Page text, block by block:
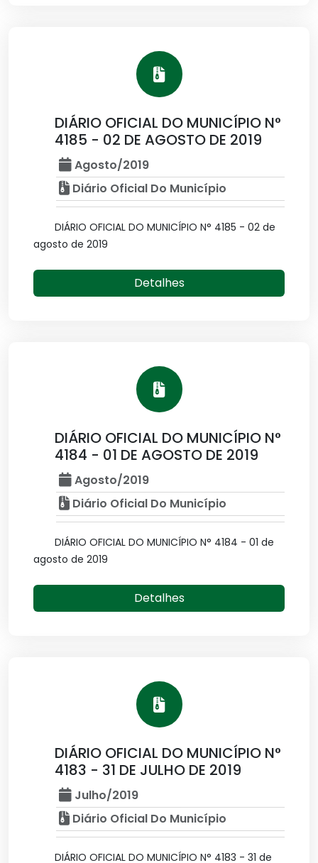
DIÁRIO OFICIAL DO MUNICÍPIO N°
4185 - 02 DE AGOSTO DE 2019
Agosto/2019
Diário Oficial Do Município
DIÁRIO OFICIAL DO MUNICÍPIO N° 4185 - 02 de
agosto de 2019
Detalhes
DIÁRIO OFICIAL DO MUNICÍPIO N°
4184 - 01 DE AGOSTO DE 2019
Agosto/2019
Diário Oficial Do Município
DIÁRIO OFICIAL DO MUNICÍPIO N° 4184 - 01 de
agosto de 2019
Detalhes
DIÁRIO OFICIAL DO MUNICÍPIO N°
4183 - 31 DE JULHO DE 2019
Julho/2019
Diário Oficial Do Município
DIÁRIO OFICIAL DO MUNICÍPIO N° 4183 - 31 de